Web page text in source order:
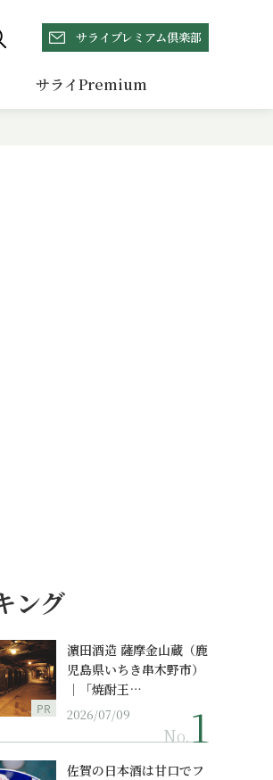
サライプレミアム倶楽部
サライPremium
ング
PR
濵田酒造 薩摩金山蔵（鹿
児島県いちき串木野市）
｜「焼酎王…
2026/07/09
No.
佐賀の日本酒は甘口でフ